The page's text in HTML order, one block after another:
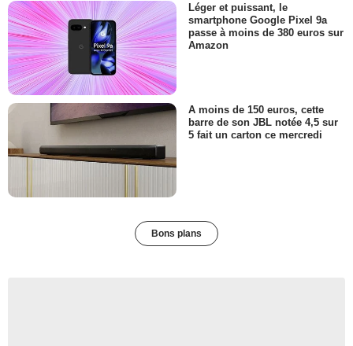
Léger et puissant, le
smartphone Google Pixel 9a
passe à moins de 380 euros sur
Amazon
A moins de 150 euros, cette
barre de son JBL notée 4,5 sur
5 fait un carton ce mercredi
Bons plans